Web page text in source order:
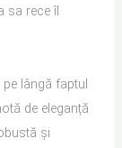
sa rece îl
lângă faptul
de eleganță
și